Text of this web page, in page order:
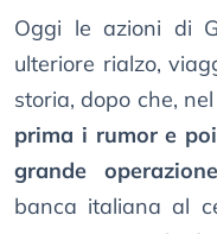
Oggi le azioni di
ulteriore rialzo,
storia, dopo che,
prima i rumor e
grande
banca italiana al